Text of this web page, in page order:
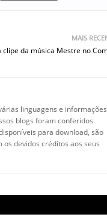
MAIS
clipe da música Mestre no
linguagens e informações
blogs foram conferidos
para download, são
devidos créditos aos seus